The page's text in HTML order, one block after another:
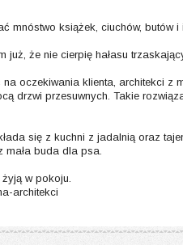
mnóstwo książek, ciuchów, butów
już, że nie cierpię hałasu
oczekiwania klienta, architekci z
drzwi przesuwnych. Takie
się z kuchni z jadalnią oraz
mała buda dla psa.
w pokoju.
architekci